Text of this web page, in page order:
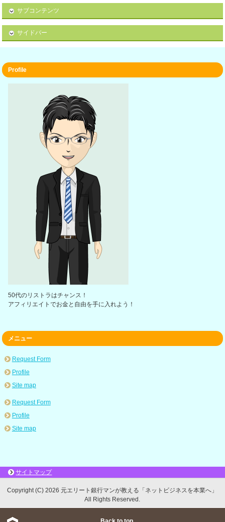
サブコンテンツ
サイドバー
Profile
50代のリストラはチャンス！
アフィリエイトでお金と自由を手に入れよう！
メニュー
Request Form
Profile
Site map
Request Form
Profile
Site map
サイトマップ
Copyright (C) 2026 元エリート銀行マンが教える「ネットビジネスを本業へ」
All Rights Reserved.